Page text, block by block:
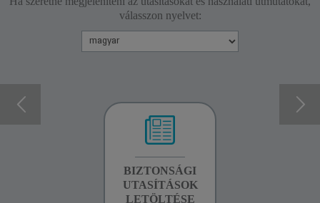
válasszon nyelvet:
BIZTONSÁGI
UTASÍTÁSOK
LETÖLTÉSE